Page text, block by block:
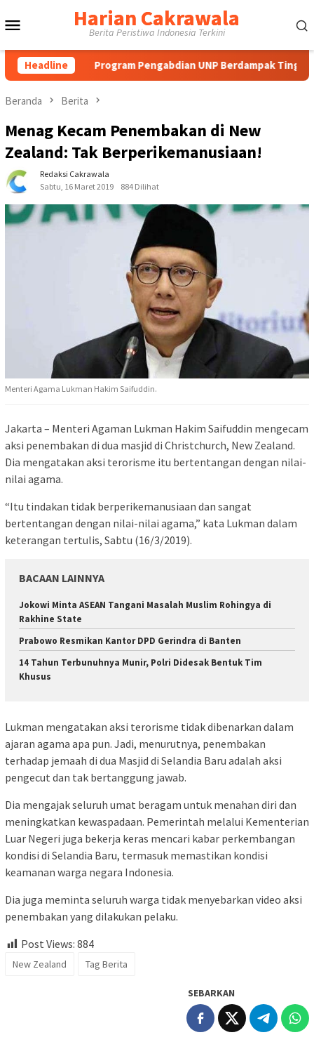
ke
Harian Cakrawala
Berita Peristiwa Indonesia Terkini
Headline
Program Pengabdian UNP Berdampak Tingkatkan
Beranda Berita
Menag Kecam Penembakan di New
Zealand: Tak Berperikemanusiaan!
Redaksi Cakrawala
Sabtu, 16 Maret 2019
884 Dilihat
Menteri Agama Lukman Hakim Saifuddin.
Jakarta – Menteri Agaman Lukman Hakim Saifuddin mengecam
aksi penembakan di dua masjid di Christchurch, New Zealand.
Dia mengatakan aksi terorisme itu bertentangan dengan nilai-
nilai agama.
“Itu tindakan tidak berperikemanusiaan dan sangat
bertentangan dengan nilai-nilai agama,” kata Lukman dalam
keterangan tertulis, Sabtu (16/3/2019).
BACAAN LAINNYA
Jokowi Minta ASEAN Tangani Masalah Muslim Rohingya di
Rakhine State
Prabowo Resmikan Kantor DPD Gerindra di Banten
14 Tahun Terbunuhnya Munir, Polri Didesak Bentuk Tim
Khusus
Lukman mengatakan aksi terorisme tidak dibenarkan dalam
ajaran agama apa pun. Jadi, menurutnya, penembakan
terhadap jemaah di dua Masjid di Selandia Baru adalah aksi
pengecut dan tak bertanggung jawab.
Dia mengajak seluruh umat beragam untuk menahan diri dan
meningkatkan kewaspadaan. Pemerintah melalui Kementerian
Luar Negeri juga bekerja keras mencari kabar perkembangan
kondisi di Selandia Baru, termasuk memastikan kondisi
keamanan warga negara Indonesia.
Dia juga meminta seluruh warga tidak menyebarkan video aksi
penembakan yang dilakukan pelaku.
Post Views: 884
New Zealand Tag Berita
SEBARKAN